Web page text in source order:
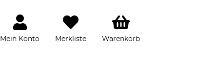
Mein Konto Merkliste Warenkorb